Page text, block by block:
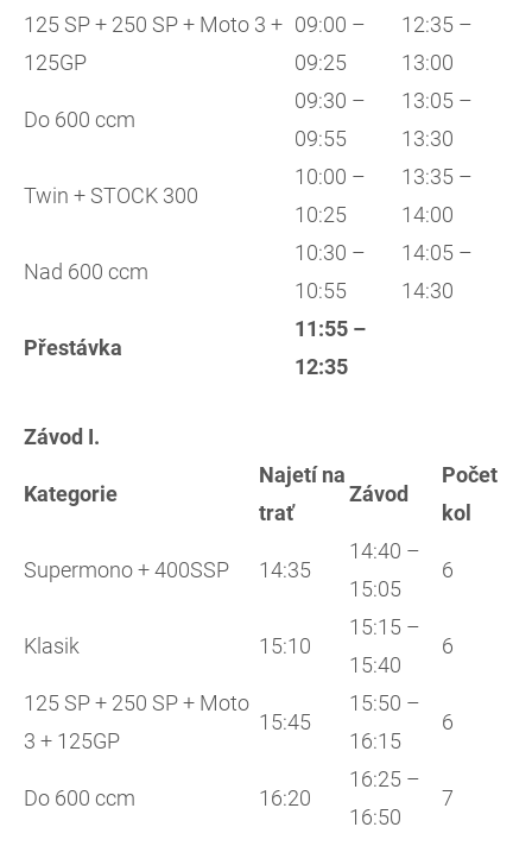
125 SP + 250 SP + Moto 3 +
125GP
09:00 –
09:25
12:35 –
13:00
Do 600 ccm
09:30 –
09:55
13:05 –
13:30
Twin + STOCK 300
10:00 –
10:25
13:35 –
14:00
Nad 600 ccm
10:30 –
10:55
14:05 –
14:30
Přestávka
11:55 –
12:35
Závod I.
Kategorie
Najetí na
trať
Závod
Počet
kol
Supermono + 400SSP 14:35
14:40 –
15:05
6
Klasik 15:10
15:15 –
15:40
6
125 SP + 250 SP + Moto
3 + 125GP
15:45
15:50 –
16:15
6
Do 600 ccm 16:20
16:25 –
16:50
7